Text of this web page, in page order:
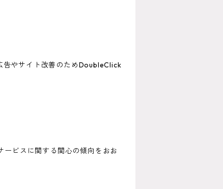
告やサイト改善のためDoubleClick
ビスに関する関心の傾向をおお